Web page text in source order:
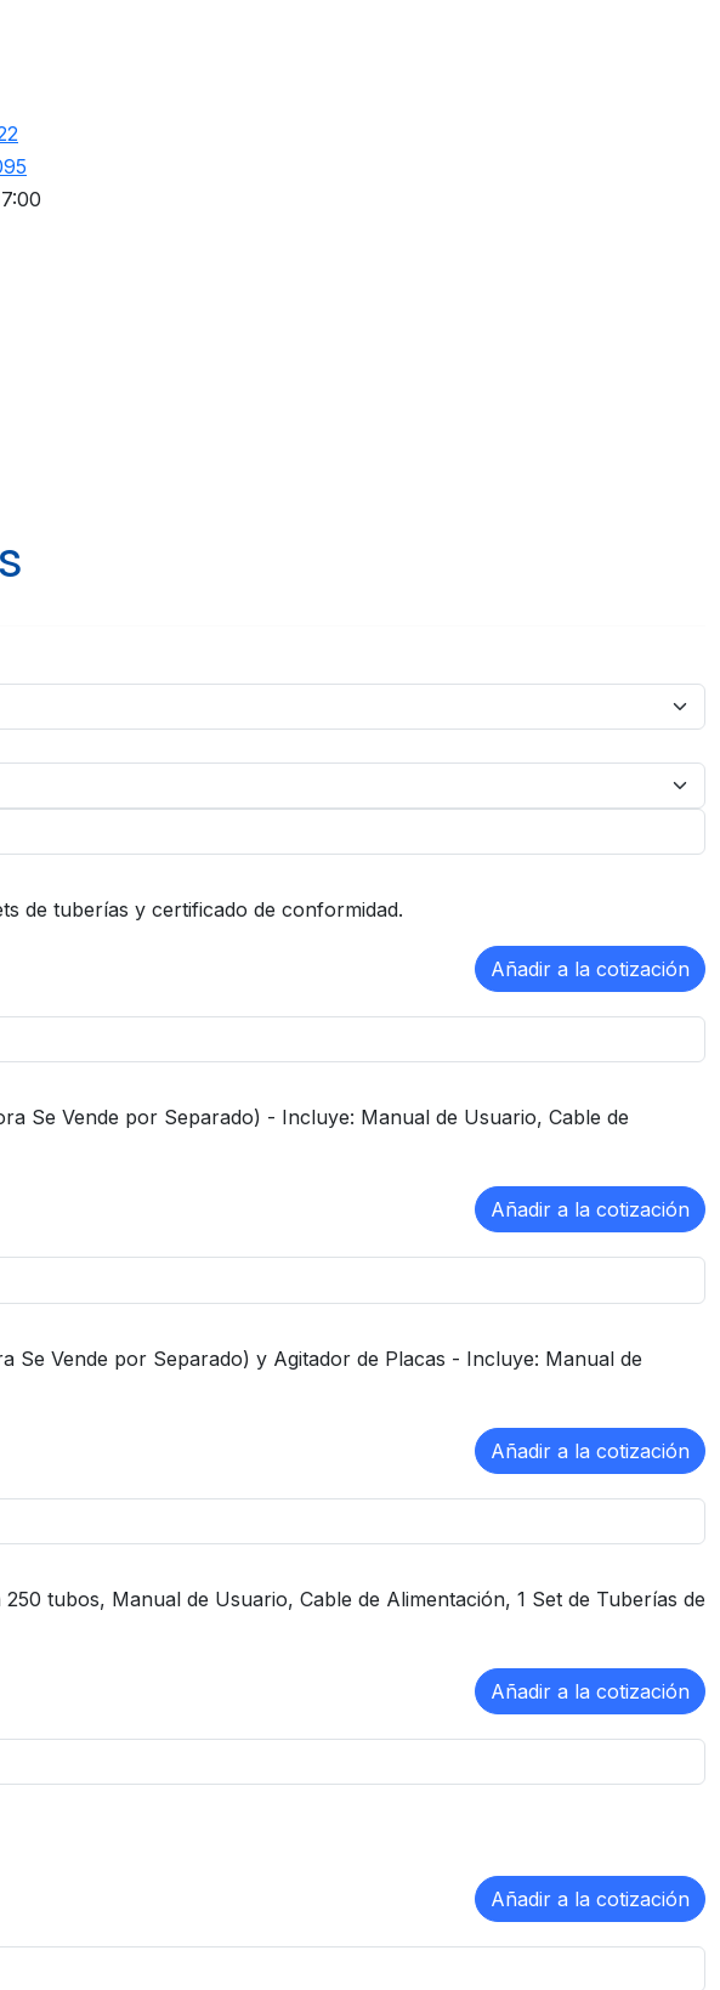
de tuberías y certificado de conformidad.
Se Vende por Separado) - Incluye: Manual de Usuario, Cable de
Se Vende por Separado) y Agitador de Placas - Incluye: Manual de
tubos, Manual de Usuario, Cable de Alimentación, 1 Set de Tuberías de